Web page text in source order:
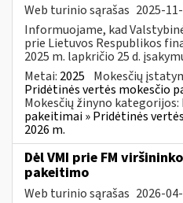
Web turinio sąrašas 2025-
Informuojame, kad
prie Lietuvos Respublikos
2025 m. lapkričio 25 d.
Metai: 2025 Mokesčių
Pridėtinės vertės mokesčio
Mokesčių žinyno kategorijos:
pakeitimai » Pridėtinės
2026 m.
Dėl VMI prie FM
pakeitimo
Web turinio sąrašas 2026-